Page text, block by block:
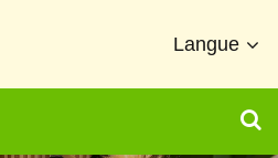
Langue